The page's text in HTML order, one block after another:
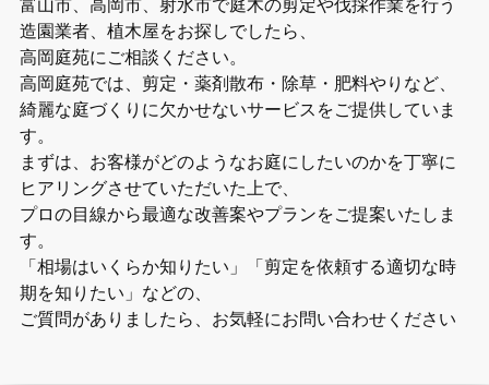
造園業者、植木屋をお探しでしたら、
高岡庭苑にご相談ください。
高岡庭苑では、剪定・薬剤散布・除草・肥料やりなど、
綺麗な庭づくりに欠かせないサービスをご提供していま
す。
まずは、お客様がどのようなお庭にしたいのかを丁寧に
ヒアリングさせていただいた上で、
プロの目線から最適な改善案やプランをご提案いたしま
す。
「相場はいくらか知りたい」「剪定を依頼する適切な時
期を知りたい」などの、
ご質問がありましたら、お気軽にお問い合わせください